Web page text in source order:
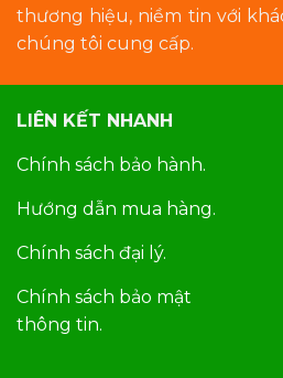
thương hiệu, niềm tin với
chúng tôi cung cấp.
LIÊN KẾT NHANH
Chính sách bảo hành.
Hướng dẫn mua hàng.
Chính sách đại lý.
Chính sách bảo mật
thông tin.